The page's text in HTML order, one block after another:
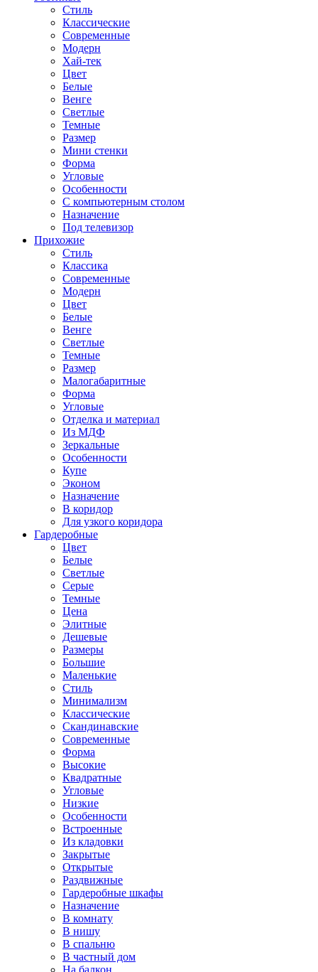
Стиль
Классические
Современные
Модерн
Хай-тек
Цвет
Белые
Венге
Светлые
Темные
Размер
Мини стенки
Форма
Угловые
Особенности
С компьютерным столом
Назначение
Под телевизор
Прихожие
Стиль
Классика
Современные
Модерн
Цвет
Белые
Венге
Светлые
Темные
Размер
Малогабаритные
Форма
Угловые
Отделка и материал
Из МДФ
Зеркальные
Особенности
Купе
Эконом
Назначение
В коридор
Для узкого коридора
Гардеробные
Цвет
Белые
Светлые
Серые
Темные
Цена
Элитные
Дешевые
Размеры
Большие
Маленькие
Стиль
Минимализм
Классические
Скандинавские
Современные
Форма
Высокие
Квадратные
Угловые
Низкие
Особенности
Встроенные
Из кладовки
Закрытые
Открытые
Раздвижные
Гардеробные шкафы
Назначение
В комнату
В нишу
В спальню
В частный дом
На балкон